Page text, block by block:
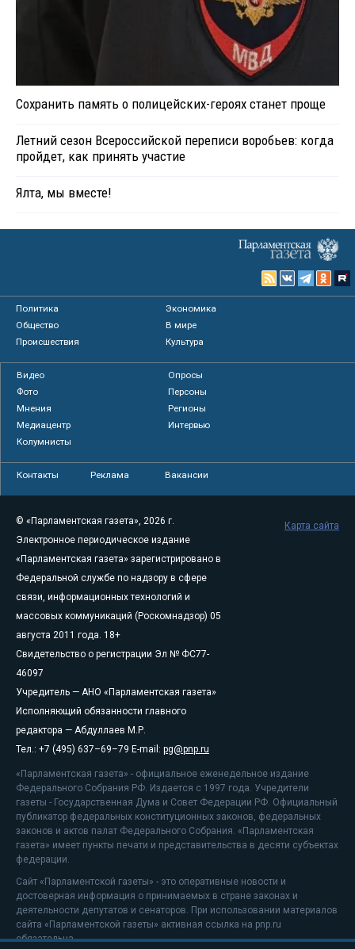
Сохранить память о полицейских-героях станет проще
Летний сезон Всероссийской переписи воробьев: когда
пройдет, как принять участие
Ялта, мы вместе!
Политика
Экономика
Общество
В мире
Происшествия
Культура
Видео
Опросы
Фото
Персоны
Мнения
Регионы
Медиацентр
Интервью
Колумнисты
Контакты Реклама Вакансии
© «Парламентская газета», 2026 г.
Электронное периодическое издание
«Парламентская газета» зарегистрировано в
Федеральной службе по надзору в сфере
связи, информационных технологий и
массовых коммуникаций (Роскомнадзор) 05
августа 2011 года. 18+
Свидетельство о регистрации Эл № ФС77-
46097
Учредитель — АНО «Парламентская газета»
Исполняющий обязанности главного
редактора — Абдуллаев М.Р.
Тел.: +7 (495) 637–69–79 E-mail: pg@pnp.ru
«Парламентская газета» - официальное еженедельное издание
Федерального Собрания РФ. Издается с 1997 года. Учредители
газеты - Государственная Дума и Совет Федерации РФ. Официальный
публикатор федеральных конституционных законов, федеральных
законов и актов палат Федерального Собрания. «Парламентская
газета» имеет пункты печати и представительства в десяти субъектах
федерации.
Сайт «Парламентской газеты» - это оперативные новости и
достоверная информация о принимаемых в стране законах и
деятельности депутатов и сенаторов. При использовании материалов
сайта «Парламентской газеты» активная ссылка на pnp.ru
обязательна.
Карта сайта